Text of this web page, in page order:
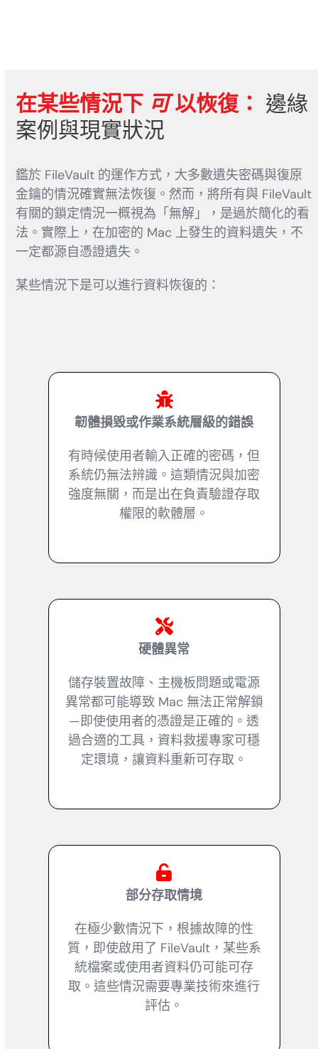
在某些情況下 可以恢復： 邊緣
案例與現實狀況
鑑於 FileVault 的運作方式，大多數遺失密碼與復原
金鑰的情況確實無法恢復。然而，將所有與 FileVault
有關的鎖定情況一概視為「無解」，是過於簡化的看
法。實際上，在加密的 Mac 上發生的資料遺失，不
一定都源自憑證遺失。
某些情況下是可以進行資料恢復的：
韌體損毀或作業系統層級的錯誤
有時候使用者輸入正確的密碼，但
系統仍無法辨識。這類情況與加密
強度無關，而是出在負責驗證存取
權限的軟體層。
硬體異常
儲存裝置故障、主機板問題或電源
異常都可能導致 Mac 無法正常解鎖
—即使使用者的憑證是正確的。透
過合適的工具，資料救援專家可穩
定環境，讓資料重新可存取。
部分存取情境
在極少數情況下，根據故障的性
質，即使啟用了 FileVault，某些系
統檔案或使用者資料仍可能可存
取。這些情況需要專業技術來進行
評估。